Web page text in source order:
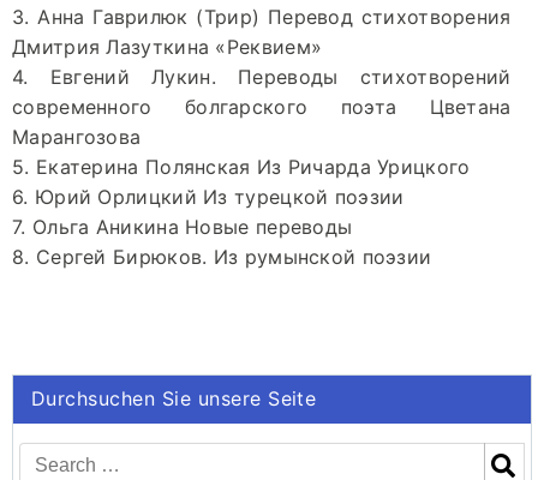
3. Анна Гаврилюк (Трир) Перевод стихотворения
Дмитрия Лазуткина «Реквием»
4. Евгений Лукин. Переводы стихотворений
современного болгарского поэта Цветана
Марангозова
5. Екатерина Полянская Из Ричарда Урицкого
6. Юрий Орлицкий Из турецкой поэзии
7. Ольга Аникина Новые переводы
8. Сергей Бирюков. Из румынской поэзии
Durchsuchen Sie unsere Seite